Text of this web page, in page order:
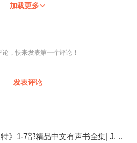
加载更多
论，快来发表第一个评论！
发表评论
《哈利·波特》1-7部精品中文有声书全集| J.K.罗琳原著，光合积木演播